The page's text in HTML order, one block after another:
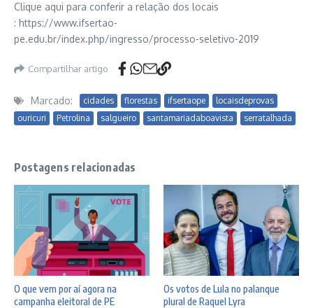
Clique aqui para conferir a relação dos locais
: https://www.ifsertao-
pe.edu.br/index.php/ingresso/processo-seletivo-2019
Compartilhar artigo
Marcado: cidades florestas ifsertaope
locaisdeprovas
ouricuri
Petrolina salgueiro santamariadaboavista serratalhada
Postagens relacionadas
O que vem por aí agora na
campanha eleitoral de PE
Os votos de Lula no palanque
plural de Raquel Lyra